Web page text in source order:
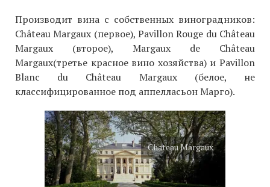
Производит вина с собственных виноградников:
Château Margaux (первое), Pavillon Rouge du Château
Margaux (второе), Margaux de Château
Margaux(третье красное вино хозяйства) и Pavillon
Blanc du Château Margaux (белое, не
классифицированное под аппелласьон Марго).
Chateau Margaux